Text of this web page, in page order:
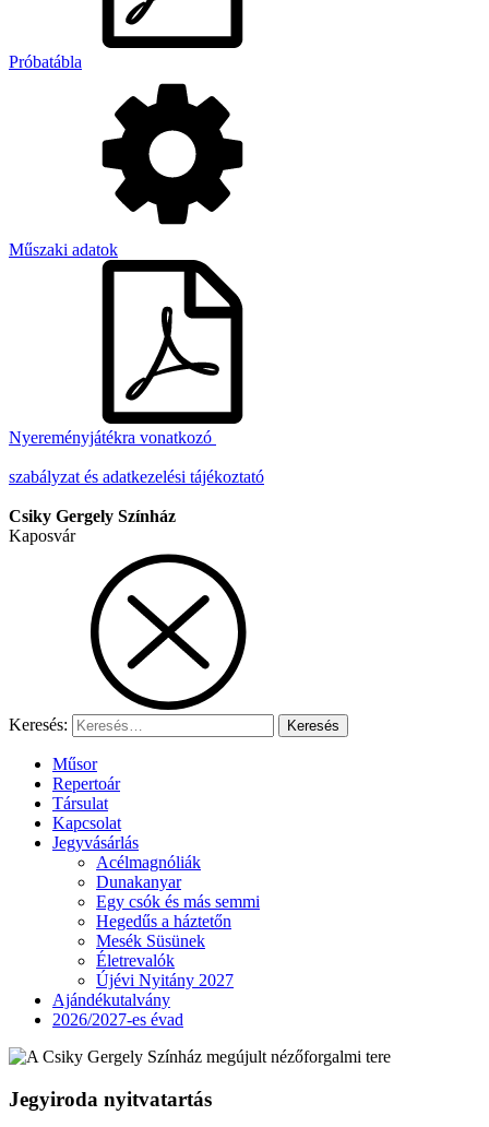
Próbatábla
Műszaki adatok
Nyereményjátékra vonatkozó
szabályzat és adatkezelési tájékoztató
Csiky Gergely Színház
Kaposvár
Keresés:
Műsor
Repertoár
Társulat
Kapcsolat
Jegyvásárlás
Acélmagnóliák
Dunakanyar
Egy csók és más semmi
Hegedűs a háztetőn
Mesék Süsünek
Életrevalók
Újévi Nyitány 2027
Ajándékutalvány
2026/2027-es évad
Jegyiroda nyitvatartás